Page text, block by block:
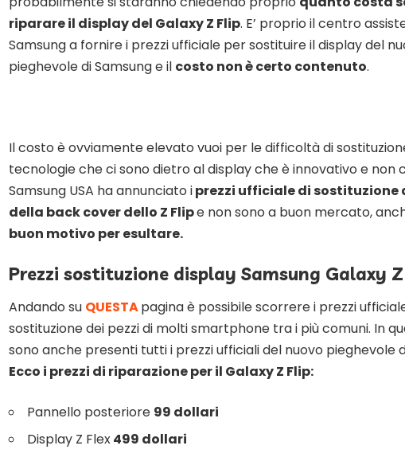
riparare il display del Galaxy Z Flip. E’ proprio il centro
Samsung a fornire i prezzi ufficiale per sostituire il display del
pieghevole di Samsung e il costo non è certo contenuto.
Il costo è ovviamente elevato vuoi per le difficoltà di
tecnologie che ci sono dietro al display che è innovativo e non
Samsung USA ha annunciato iprezzi ufficiale di sostituzione
della back cover dello Z Flipe non sono a buon mercato,
buon motivo per esultare.
Prezzi sostituzione display Samsung Galaxy
Andando su QUESTApagina è possibile scorrere i prezzi
sostituzione dei pezzi di molti smartphone tra i più comuni. In
sono anche presenti tutti i prezzi ufficiali del nuovo pieghevole
Ecco i prezzi di riparazione per il Galaxy Z Flip:
Pannello posteriore 99 dollari
Display Z Flex499 dollari